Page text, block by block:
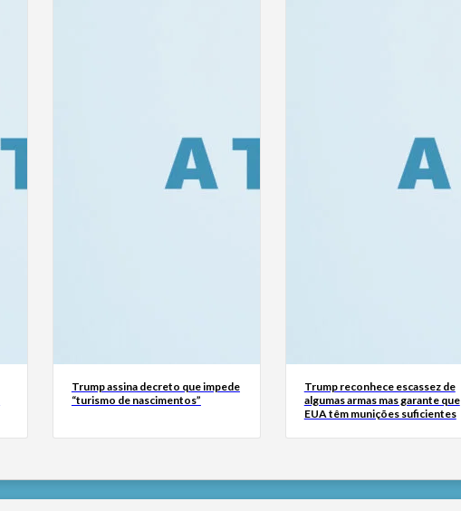
Trump assina decreto que impede
“turismo de nascimentos”
Trump reconhece escassez de
algumas armas mas garante que
EUA têm munições suficientes